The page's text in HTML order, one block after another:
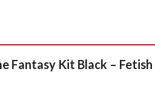
Fantasy Kit Black –